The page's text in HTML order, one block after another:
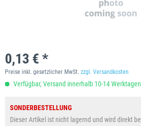
0,13 € *
Preise inkl. gesetzlicher MwSt. zzgl. Versandkosten
Verfügbar, Versand innerhalb 10-14
SONDERBESTELLUNG
Dieser Artikel ist nicht lagernd und wird direkt